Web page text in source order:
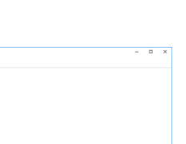
知情的情况下更改为受